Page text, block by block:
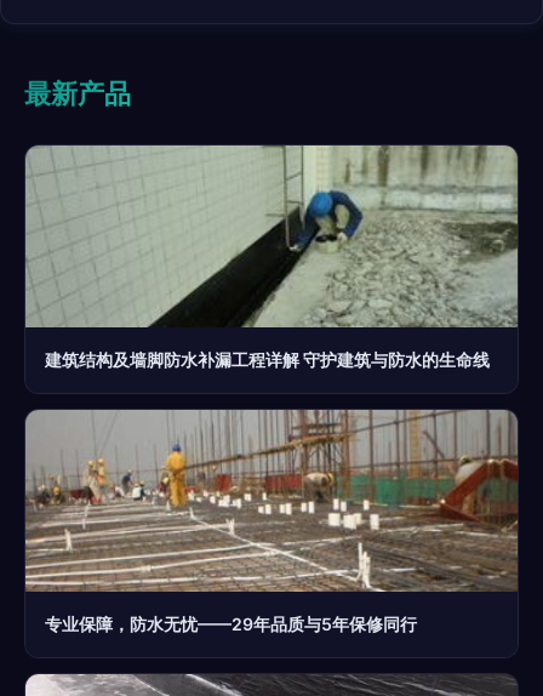
最新产品
建筑结构及墙脚防水补漏工程详解 守护建筑与防水的生命线
专业保障，防水无忧——29年品质与5年保修同行